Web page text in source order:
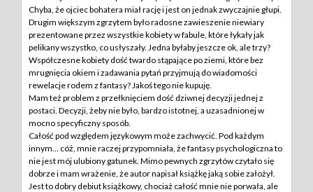
Chyba, że ojciec bohatera miał rację i jest on jednak zwyczajnie głupi.
Drugim większym zgrzytem było radosne zawieszenie niewiary
prezentowane przez wszystkie kobiety w fabule, które łykały jak
pelikany wszystko, co usłyszały. Jedna byłaby jeszcze ok, ale trzy?
Współczesne kobiety dość twardo stąpające po ziemi, które bez
mrugnięcia okiem i zadawania pytań przyjmują do wiadomości
rewelacje rodem z fantasy? Jakoś tego nie kupuję.
Mam też problem z przełknięciem dość dziwnej decyzji jednej z
postaci. Decyzji, żeby nie było, bardzo istotnej, a uzasadnionej w
mocno specyficzny sposób.
Całość pod względem językowym może zachwycić. Pod każdym
innym… cóż, mnie raczej przypomniała, że fantasy psychologiczna to
nie jest mój ulubiony gatunek. Mimo pewnych zgrzytów czytało się
dobrze i mam wrażenie, że autor napisał książkę jaką sobie założył.
Jest to dobry debiut książkowy, chociaż całość mnie nie porwała, ale